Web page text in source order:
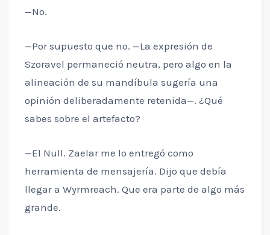
—No.
—Por supuesto que no. —La expresión de
Szoravel permaneció neutra, pero algo en la
alineación de su mandíbula sugería una
opinión deliberadamente retenida—. ¿Qué
sabes sobre el artefacto?
—El Null. Zaelar me lo entregó como
herramienta de mensajería. Dijo que debía
llegar a Wyrmreach. Que era parte de algo más
grande.